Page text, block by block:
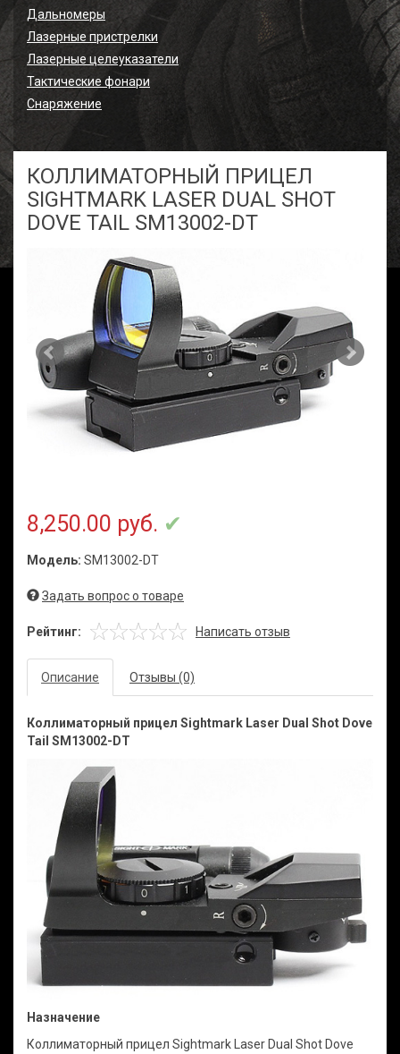
Дальномеры
Лазерные пристрелки
Лазерные целеуказатели
Тактические фонари
Снаряжение
КОЛЛИМАТОРНЫЙ ПРИЦЕЛ
SIGHTMARK LASER DUAL SHOT
DOVE TAIL SM13002-DT
8,250.00 руб.
Модель: SM13002-DT
Задать вопрос о товаре
Рейтинг: Написать отзыв
Описание Отзывы (0)
Коллиматорный прицел Sightmark Laser Dual Shot Dove
Tail SM13002-DT
Назначение
Коллиматорный прицел Sightmark Laser Dual Shot Dove